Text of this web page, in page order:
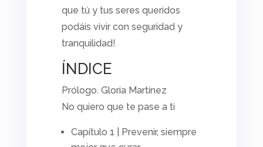
que tú y tus seres queridos
podáis vivir con seguridad y
tranquilidad!
ÍNDICE
Prólogo. Gloria Martínez
No quiero que te pase a ti
Capítulo 1 | Prevenir, siempre